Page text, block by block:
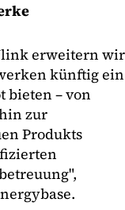
erweitern wir
künftig ein
bieten – von
zur
Produkts